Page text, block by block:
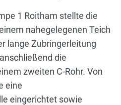
1 Roitham stellte die
nahegelegenen Teich
lange Zubringerleitung
die
zweiten C-Rohr. Von
eine
eingerichtet sowie